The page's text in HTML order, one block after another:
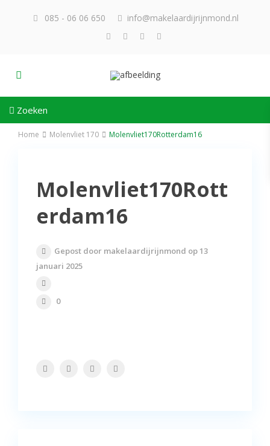
085 - 06 06 650 info@makelaardijrijnmond.nl
Zoeken
Home Molenvliet 170 Molenvliet170Rotterdam16
Molenvliet170Rott
erdam16
Gepost door makelaardijrijnmond op 13
januari 2025
0